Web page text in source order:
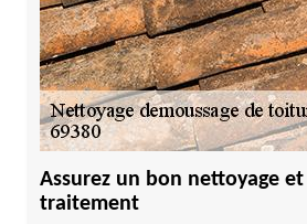
Assurez un bon nettoyage
traitement